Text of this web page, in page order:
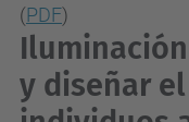
(PDF)
y diseñar